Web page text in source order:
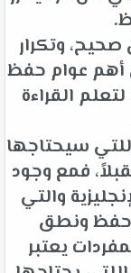
وتكرار
عوام حفظ
القراءة
سيحتاجها
فمع وجود
والتي
حفظ ونطق
يعتبر